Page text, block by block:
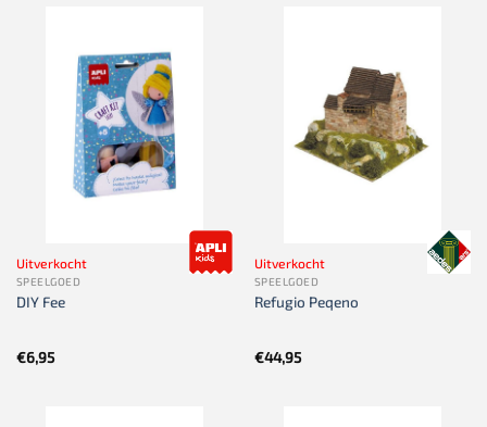
Uitverkocht
SPEELGOED
DIY Fee
€6,95
Uitverkocht
SPEELGOED
Refugio Peqeno
€44,95